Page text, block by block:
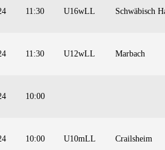
11:30 U16wLL Schwäbisch
11:30 U12wLL Marbach
10:00
10:00 U10mLL Crailsheim